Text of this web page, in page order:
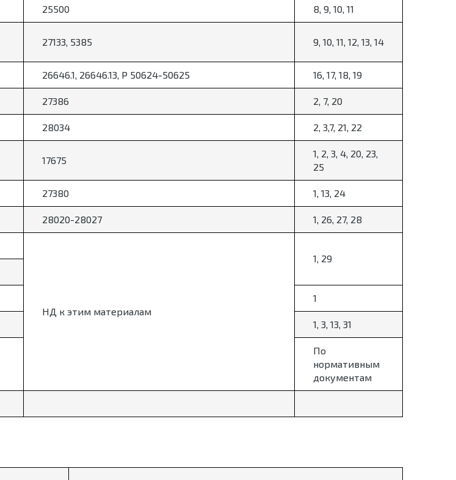
25500 8, 9, 10, 11
27133, 5385 9, 10, 11, 12, 13, 14
26646.1, 26646.13, Р 50624-50625 16, 17, 18, 19
27386 2, 7, 20
28034 2, 3,7, 21, 22
17675
1, 2, 3, 4, 20, 23,
25
27380 1, 13, 24
28020-28027 1, 26, 27, 28
НД к этим материалам
1, 29
1
1, 3, 13, 31
По
нормативным
документам